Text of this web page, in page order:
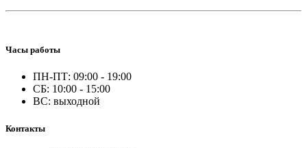
Часы работы
ПН-ПТ: 09:00 - 19:00
СБ: 10:00 - 15:00
ВС: выходной
Контакты